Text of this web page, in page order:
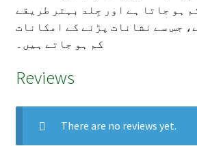
ہو جاتا ہے اور جِلد بہتر طریقے
جس سے نشانات پڑنے کے امکانات
کم ہو جاتے ہیں۔
Reviews
There are no reviews yet.